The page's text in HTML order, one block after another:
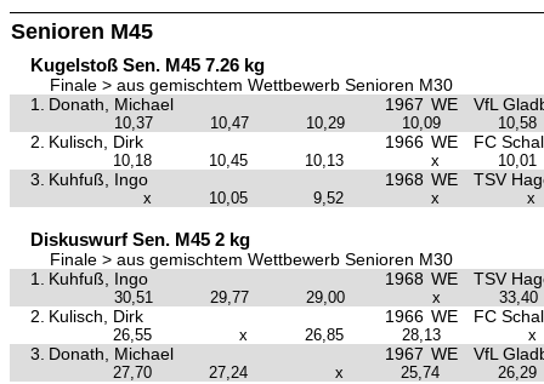
Senioren M45
Kugelstoß Sen. M45 7.26 kg
Finale > aus gemischtem Wettbewerb Senioren M30
1.
Donath, Michael 1967 WE VfL
10,37 10,47 10,29 10,09 10,58
2. Kulisch, Dirk 1966 WE FC
10,18 10,45 10,13 x 10,01
3. Kuhfuß, Ingo 1968 WE TSV
x 10,05 9,52 x x
Diskuswurf Sen. M45 2 kg
Finale > aus gemischtem Wettbewerb Senioren M30
1.
Kuhfuß, Ingo 1968 WE TSV
30,51 29,77 29,00 x 33,40
2. Kulisch, Dirk 1966 WE FC
26,55 x 26,85 28,13 x
3. Donath, Michael 1967 WE VfL
27,70 27,24 x 25,74 26,29